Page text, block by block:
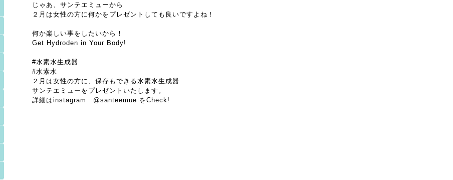
じゃあ、サンテエミューから
２月は女性の方に何かをプレゼントしても良いですよね！
何か楽しい事をしたいから！
Get Hydroden in Your Body!
#水素水生成器
#水素水
２月は女性の方に、保存もできる水素水生成器
サンテエミューをプレゼントいたします。
詳細はinstagram @santeemue をCheck!